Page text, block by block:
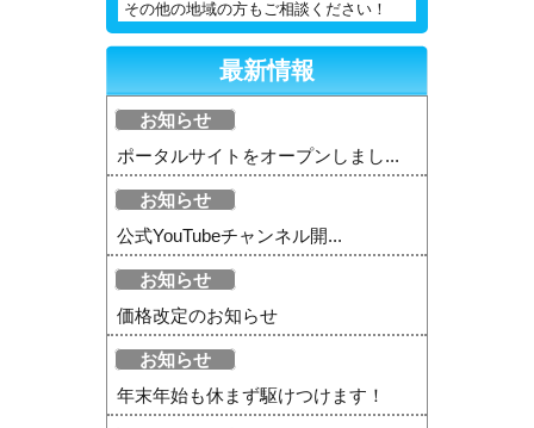
その他の地域の方もご相談ください！
最新情報
お知らせ
ポータルサイトをオープンしまし...
お知らせ
公式YouTubeチャンネル開...
お知らせ
価格改定のお知らせ
お知らせ
年末年始も休まず駆けつけます！